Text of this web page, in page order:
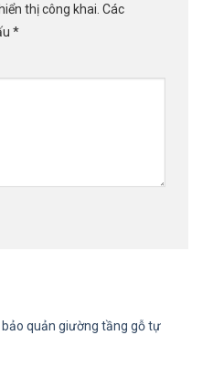
thị công khai. Các
*
quản giường tầng gỗ tự